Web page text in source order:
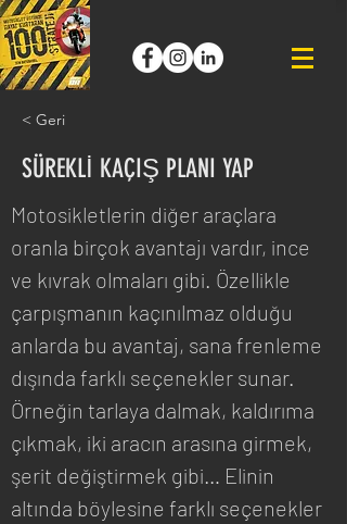
< Geri
SÜREKLİ KAÇIŞ PLANI YAP
Motosikletlerin diğer araçlara
oranla birçok avantajı vardır, ince
ve kıvrak olmaları gibi. Özellikle
çarpışmanın kaçınılmaz olduğu
anlarda bu avantaj, sana frenleme
dışında farklı seçenekler sunar.
Örneğin tarlaya dalmak, kaldırıma
çıkmak, iki aracın arasına girmek,
şerit değiştirmek gibi… Elinin
altında böylesine farklı seçenekler